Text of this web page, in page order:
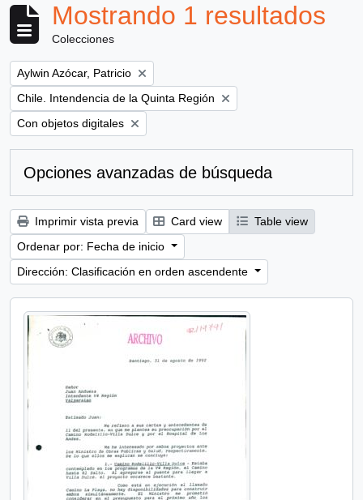
Mostrando 1 resultados
Colecciones
Remove filter:
Aylwin Azócar, Patricio
Remove filter:
Chile. Intendencia de la Quinta Región
Remove filter:
Con objetos digitales
Opciones avanzadas de búsqueda
Imprimir vista previa Card view
Table view
Ordenar por: Fecha de inicio
Dirección: Clasificación en orden ascendente